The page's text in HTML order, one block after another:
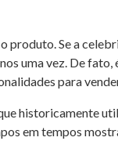
produto. Se a
uma vez. De
para
historicamente
em tempos